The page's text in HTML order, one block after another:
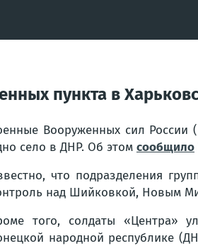
пункта в
Вооруженных сил России
село в ДНР. Об этом сообщило
что подразделения
над Шийковкой, Новым
того, солдаты «Центра»
народной республике